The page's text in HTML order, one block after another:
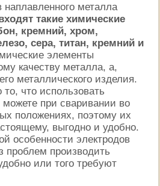
металла
такие химические
кремний, хром,
сера, титан, кремний и
элементы
качеству металла, а,
металлического изделия.
что использовать
при сваривании во
положениях, поэтому их
выгодно и удобно.
особенности электродов
производить
или того требуют